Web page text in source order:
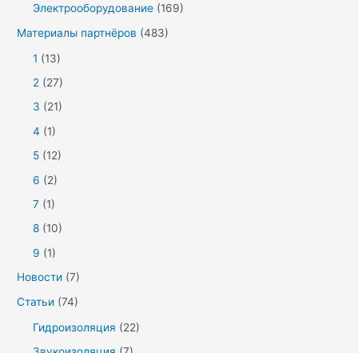
Электрооборудование (169)
Материалы партнёров (483)
1 (13)
2 (27)
3 (21)
4 (1)
5 (12)
6 (2)
7 (1)
8 (10)
9 (1)
Новости (7)
Статьи (74)
Гидроизоляция (22)